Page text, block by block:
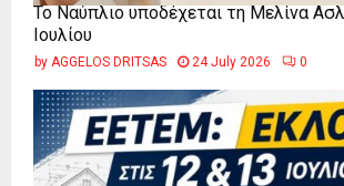
Το Ναύπλιο υποδέχεται τη Μελίνα
Ιουλίου
by AGGELOS DRITSAS 24 July 2026 0